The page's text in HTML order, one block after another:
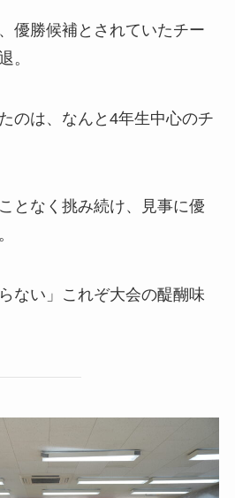
優勝候補とされていたチー
。
のは、なんと4年生中心のチ
となく挑み続け、見事に優
ない」これぞ大会の醍醐味